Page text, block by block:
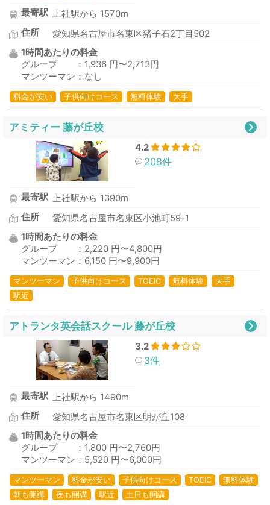
最寄駅 上社駅から 1570m
住所
愛知県名古屋市名東区猪子石2丁目502
1時間あたりの料金
グループ ：1,936 円〜2,713円
マンツーマン：なし
料金が安い 子供向けコース 無料体験 大手
アミティー 藤が丘校
4.2
208件
最寄駅 上社駅から 1390m
住所
愛知県名古屋市名東区小池町59-1
1時間あたりの料金
グループ ：2,220 円〜4,800円
マンツーマン：6,150 円〜9,900円
マンツーマン 子供向けコース TOEIC 無料体験
大手
駅近
アトランタ英会話スクール 藤が丘校
3.2
3件
最寄駅 上社駅から 1490m
住所
愛知県名古屋市名東区明が丘108
1時間あたりの料金
グループ ：1,800 円〜2,760円
マンツーマン：5,520 円〜6,000円
マンツーマン 料金が安い 子供向けコース TOEIC
無料体験
朝も開講
夜も開講 駅近 土日も開講